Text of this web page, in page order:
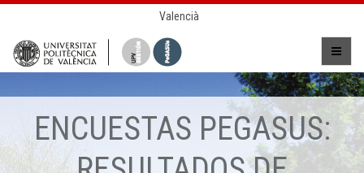
Valencià
ENCUESTAS PEGASUS: